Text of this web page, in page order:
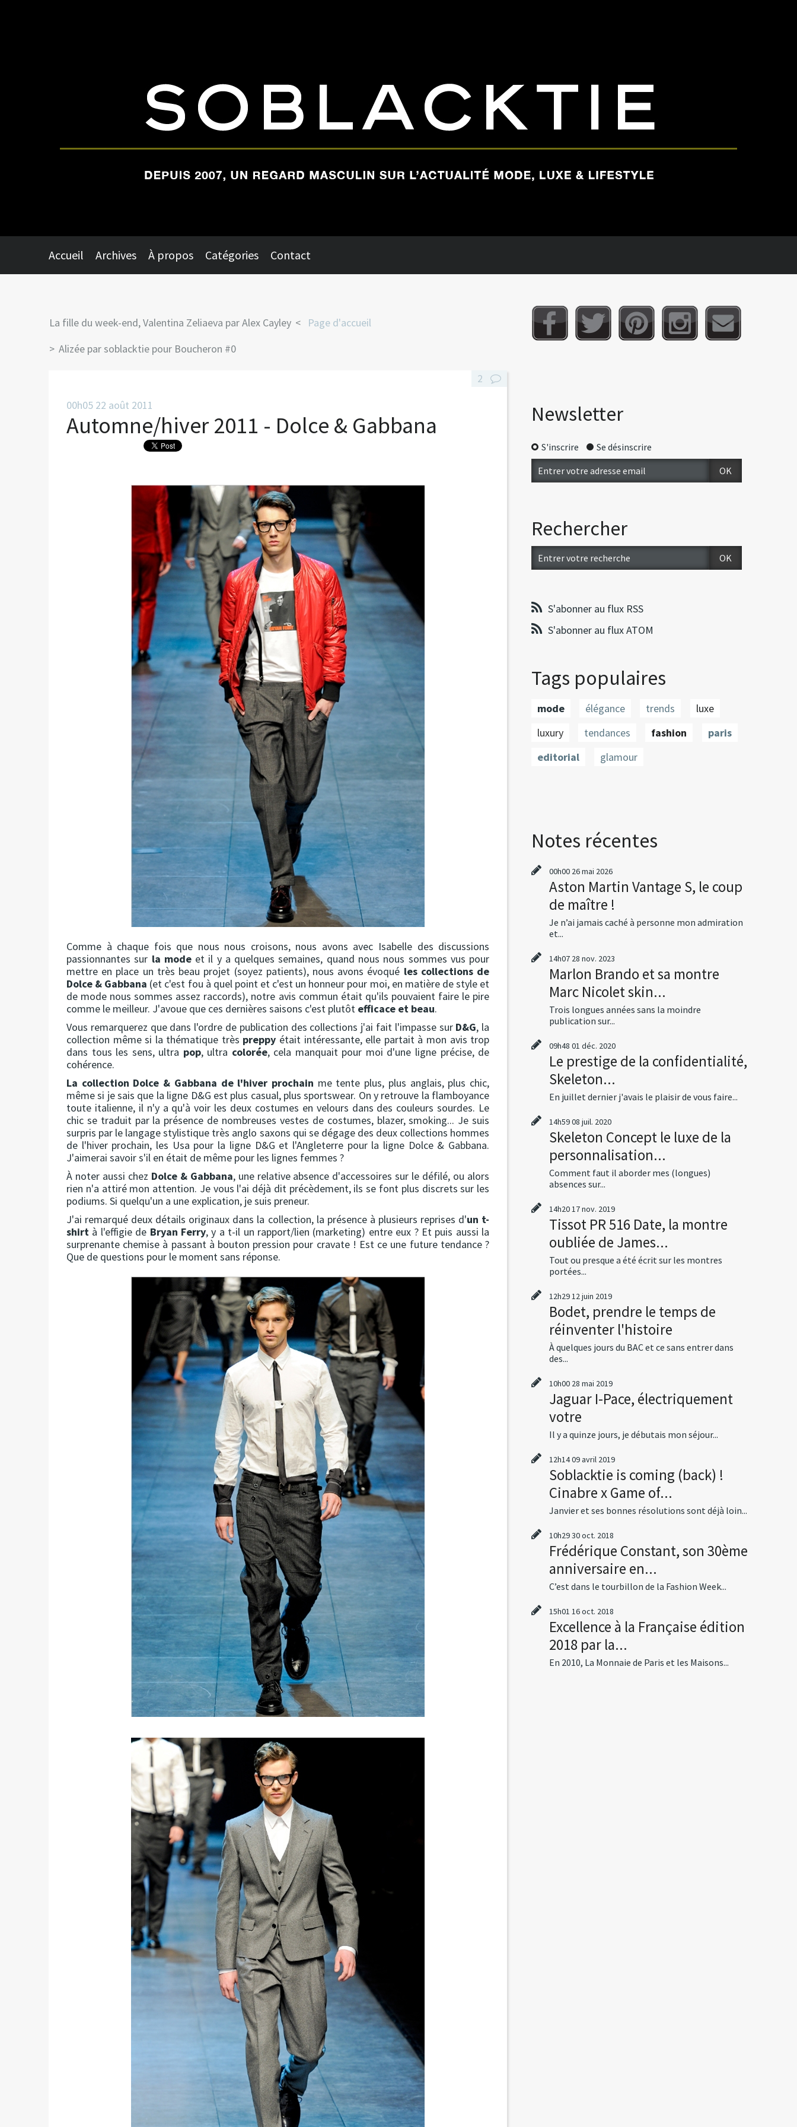
Accueil Archives À propos Catégories Contact
La fille du week-end, Valentina Zeliaeva par Alex Cayley
Page d'accueil
Alizée par soblacktie pour Boucheron #0
00h05 22 août 2011
Automne/hiver 2011 - Dolce & Gabbana
Comme à chaque fois que nous nous croisons, nous avons avec Isabelle des discussions
passionnantes sur la modeet il y a quelques semaines, quand nous nous sommes vus pour
mettre en place un très beau projet (soyez patients), nous avons évoqué les collections de
Dolce & Gabbana (et c'est fou à quel point et c'est un honneur pour moi, en matière de style et
de mode nous sommes assez raccords), notre avis commun était qu'ils pouvaient faire le pire
comme le meilleur. J'avoue que ces dernières saisons c'est plutôt efficace et beau.
Vous remarquerez que dans l'ordre de publication des collections j'ai fait l'impasse sur D&G, la
collection même si la thématique très preppy était intéressante, elle partait à mon avis trop
dans tous les sens, ultra pop, ultra colorée, cela manquait pour moi d'une ligne précise, de
cohérence.
La collection Dolce & Gabbana de l'hiver prochain me tente plus, plus anglais, plus chic,
même si je sais que la ligne D&G est plus casual, plus sportswear. On y retrouve la flamboyance
toute italienne, il n'y a qu'à voir les deux costumes en velours dans des couleurs sourdes. Le
chic se traduit par la présence de nombreuses vestes de costumes, blazer, smoking... Je suis
surpris par le langage stylistique très anglo saxons qui se dégage des deux collections hommes
de l'hiver prochain, les Usa pour la ligne D&G et l'Angleterre pour la ligne Dolce & Gabbana.
J'aimerai savoir s'il en était de même pour les lignes femmes ?
À noter aussi chez Dolce & Gabbana, une relative absence d'accessoires sur le défilé, ou alors
rien n'a attiré mon attention. Je vous l'ai déjà dit précèdement, ils se font plus discrets sur les
podiums. Si quelqu'un a une explication, je suis preneur.
J'ai remarqué deux détails originaux dans la collection, la présence à plusieurs reprises d'un t-
shirt à l'effigie de Bryan Ferry, y a t-il un rapport/lien (marketing) entre eux ? Et puis aussi la
surprenante chemise à passant à bouton pression pour cravate ! Est ce une future tendance ?
Que de questions pour le moment sans réponse.
2
Newsletter
S'inscrire Se désinscrire
Rechercher
S'abonner au flux RSS
S'abonner au flux ATOM
Tags populaires
mode élégance trends
luxe
luxury
tendances fashion
paris
editorial
glamour
Notes récentes
00h00 26mai 2026
Aston Martin Vantage S, le coup
de maître !
Je n’ai jamais caché à personne mon admiration
et...
14h07 28 nov. 2023
Marlon Brando et sa montre
Marc Nicolet skin...
Trois longues années sans la moindre
publication sur...
09h48 01 déc. 2020
Le prestige de la confidentialité,
Skeleton...
En juillet dernier j'avais le plaisir de vous faire...
14h5908 juil. 2020
Skeleton Concept le luxe de la
personnalisation...
Comment faut il aborder mes (longues)
absences sur...
14h2017nov. 2019
Tissot PR 516 Date, la montre
oubliée de James...
Tout ou presque a été écrit sur les montres
portées...
12h2912juin 2019
Bodet, prendre le temps de
réinventer l'histoire
À quelques jours du BAC et ce sans entrer dans
des...
10h00 28 mai 2019
Jaguar I-Pace, électriquement
votre
Il y a quinze jours, je débutais mon séjour...
12h1409avril 2019
Soblacktie is coming (back) !
Cinabre x Game of...
Janvier et ses bonnes résolutions sont déjà loin...
10h2930oct. 2018
Frédérique Constant, son 30ème
anniversaire en...
C’est dans le tourbillon de la Fashion Week...
15h01 16oct. 2018
Excellence à la Française édition
2018 par la...
En 2010, La Monnaie de Paris et les Maisons...